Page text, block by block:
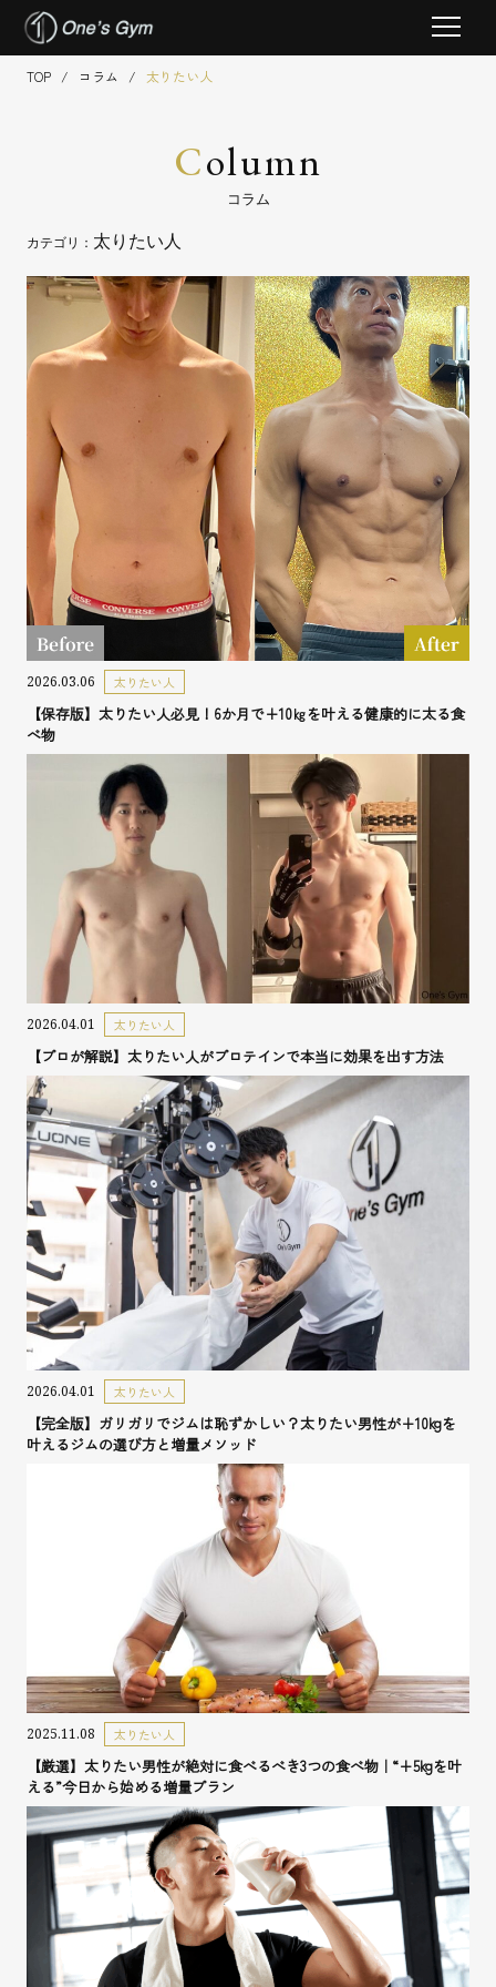
SkipTOP / コラム / 太りたい人
Column
コラム
カテゴリ： 太りたい人
2026.03.06 太りたい人
【保存版】太りたい人必見！6か月で+10㎏を叶える健康的に太る食
べ物
2026.04.01 太りたい人
【プロが解説】太りたい人がプロテインで本当に効果を出す方法
2026.04.01 太りたい人
【完全版】ガリガリでジムは恥ずかしい？太りたい男性が+10kgを
叶えるジムの選び方と増量メソッド
2025.11.08 太りたい人
【厳選】太りたい男性が絶対に食べるべき3つの食べ物｜“+5kgを叶
える”今日から始める増量プラン